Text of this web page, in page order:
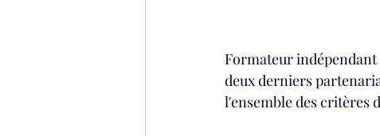
Formateur indépendant
deux derniers
l'ensemble des critères